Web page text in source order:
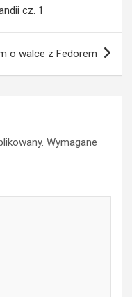
cz. 1
o walce z Fedorem
Wymagane